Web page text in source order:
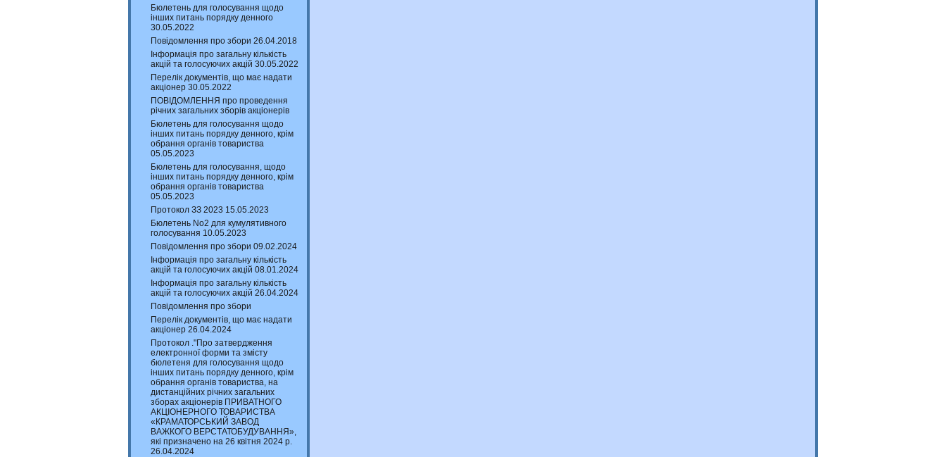
Бюлетень для голосування щодо
інших питань порядку денного
30.05.2022
Повідомлення про збори 26.04.2018
Інформація про загальну кількість
акцій та голосуючих акцій 30.05.2022
Перелік документів, що має надати
акціонер 30.05.2022
ПОВІДОМЛЕННЯ про проведення
річних загальних зборів акціонерів
Бюлетень для голосування щодо
інших питань порядку денного, крім
обрання органів товариства
05.05.2023
Бюлетень для голосування, щодо
інших питань порядку денного, крім
обрання органів товариства
05.05.2023
Протокол ЗЗ 2023 15.05.2023
Бюлетень No2 для кумулятивного
голосування 10.05.2023
Повідомлення про збори 09.02.2024
Інформація про загальну кількість
акцій та голосуючих акцій 08.01.2024
Інформація про загальну кількість
акцій та голосуючих акцій 26.04.2024
Повідомлення про збори
Перелік документів, що має надати
акціонер 26.04.2024
Протокол ."Про затвердження
електронної форми та змісту
бюлетеня для голосування щодо
інших питань порядку денного, крім
обрання органів товариства, на
дистанційних річних загальних
зборах акціонерів ПРИВАТНОГО
АКЦІОНЕРНОГО ТОВАРИСТВА
«КРАМАТОРСЬКИЙ ЗАВОД
ВАЖКОГО ВЕРСТАТОБУДУВАННЯ»,
які призначено на 26 квітня 2024 р.
26.04.2024